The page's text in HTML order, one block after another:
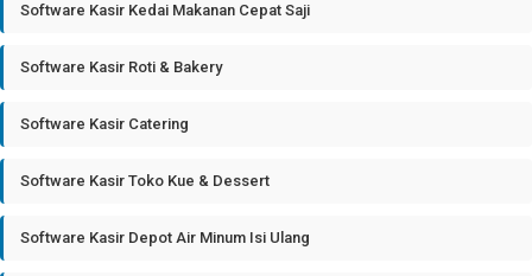
Software Kasir Kedai Makanan Cepat Saji
Software Kasir Roti & Bakery
Software Kasir Catering
Software Kasir Toko Kue & Dessert
Software Kasir Depot Air Minum Isi Ulang